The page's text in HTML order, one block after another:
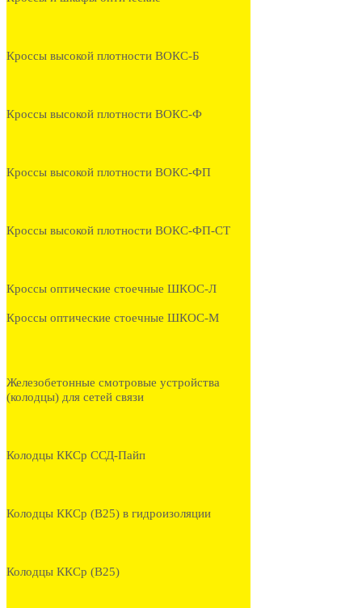
Кроссы высокой плотности ВОКС-Б
Кроссы высокой плотности ВОКС-Ф
Кроссы высокой плотности ВОКС-ФП
Кроссы высокой плотности ВОКС-ФП-СТ
Кроссы оптические стоечные ШКОС-Л
Кроссы оптические стоечные ШКОС-М
Железобетонные смотровые устройства
(колодцы) для сетей связи
Колодцы ККСр ССД-Пайп
Колодцы ККСр (В25) в гидроизоляции
Колодцы ККСр (В25)